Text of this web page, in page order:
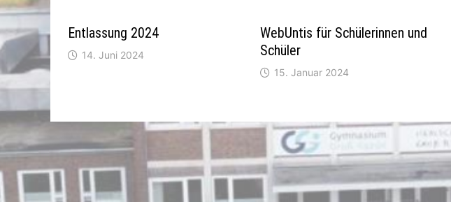
Entlassung 2024
14. Juni 2024
WebUntis für Schülerinnen und
Schüler
15. Januar 2024